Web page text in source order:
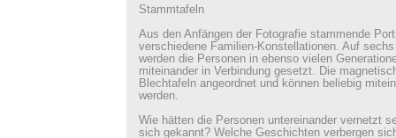
Stammtafeln
Aus den Anfängen der Fotografie stammende
verschiedene Familien-Konstellationen. Auf
werden die Personen in ebenso vielen
miteinander in Verbindung gesetzt. Die
Blechtafeln angeordnet und können beliebig
werden.
Wie hätten die Personen untereinander vernetzt
sich gekannt? Welche Geschichten verbergen